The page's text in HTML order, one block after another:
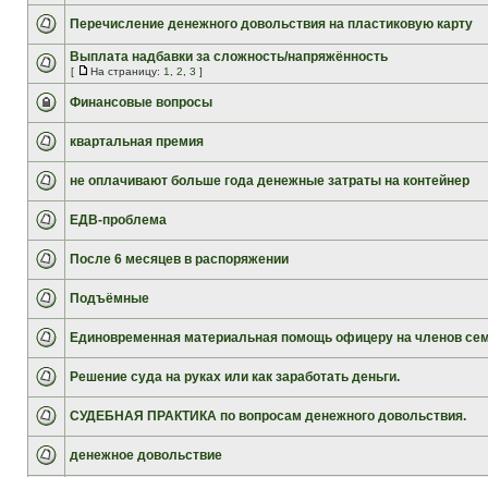
Перечисление денежного довольствия на пластиковую карту
Выплата надбавки за сложность/напряжённость
[ На страницу: 1 2 3 ]
Финансовые вопросы
квартальная премия
не оплачивают больше года денежные затраты на контейнер
ЕДВ-проблема
После 6 месяцев в распоряжении
Подъёмные
Единовременная материальная помощь офицеру на членов
Решение суда на руках или как заработать деньги.
СУДЕБНАЯ ПРАКТИКА по вопросам денежного довольствия.
денежное довольствие